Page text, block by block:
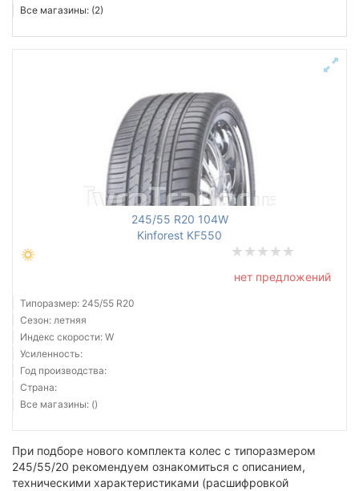
Все магазины: (2)
245/55 R20 104W
Kinforest KF550
нет предложений
Типоразмер: 245/55 R20
Сезон: летняя
Индекс скорости: W
Усиленность:
Год производства:
Страна:
Все магазины: ()
При подборе нового комплекта колес с типоразмером
245/55/20 рекомендуем ознакомиться с описанием,
техническими характеристиками (расшифровкой